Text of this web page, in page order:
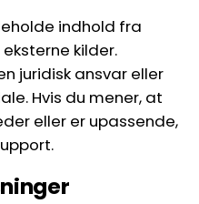
indhold fra
kilder.
juridisk ansvar eller
Hvis du mener, at
eller er upassende,